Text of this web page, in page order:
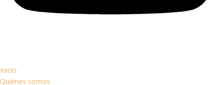
Inicio
Quiénes somos